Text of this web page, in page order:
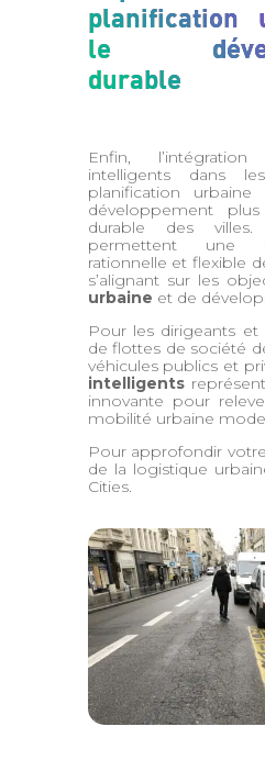
planification
le
durable
Enfin,
intelligents dans
planification
développement
durable des villes.
permettent une
rationnelle et flexible
s’alignant sur les
urbaine et de
Pour les dirigeants et
de flottes de société
véhicules publics et
intelligents
innovante pour
mobilité urbaine
Pour approfondir
de la logistique
Cities.